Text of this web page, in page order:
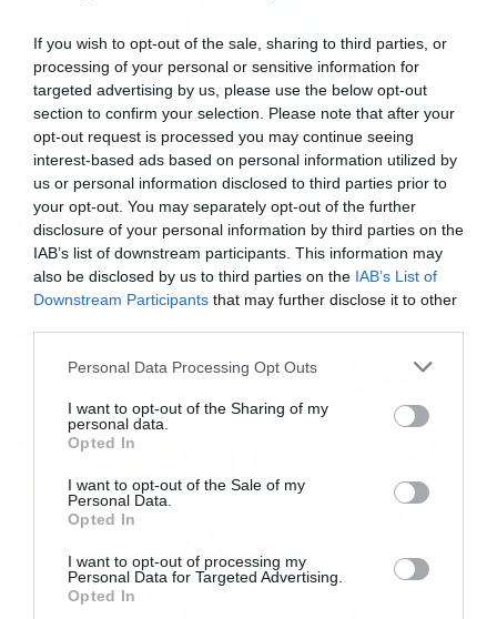
If you wish to opt-out of the sale, sharing to third parties, or
processing of your personal or sensitive information for
targeted advertising by us, please use the below opt-out
section to confirm your selection. Please note that after your
opt-out request is processed you may continue seeing
interest-based ads based on personal information utilized by
us or personal information disclosed to third parties prior to
your opt-out. You may separately opt-out of the further
disclosure of your personal information by third parties on the
IAB’s list of downstream participants. This information may
also be disclosed by us to third parties on the IAB’s List of
Downstream Participants that may further disclose it to other
Please note that this website/app uses one or more Google
not limited to your visit or usage behaviour. You may click to
grant or deny consent to Google and its third-party tags to
use your data for below specified purposes in below Google
consent section.
Personal Data Processing Opt Outs
I want to opt-out of the Sharing of my
personal data.
Opted In
I want to opt-out of the Sale of my
Personal Data.
Opted In
I want to opt-out of processing my
Personal Data for Targeted Advertising.
Opted In
σύμπαντος της Marvel.
Το τονίζουμε και είμαστε διατεθειμένοι να
παλέψουμε με όποιον διαφωνεί. Αυτή είναι η
καλύτερη ταινία στο κινηματογραφικό σύμπαν
της Marvel και αν δεν υπήρχε το Dark Knight
τότε ίσως να λέγαμε ότι χτυπάει την κορυφή
και στο είδος γενικότερα.
είναι το πώς καταφέρνουν να συνδυάσουν
επιτυχημένα τα τόσα πολλά διαφορετικά στυλ
ηρώων που έχουν στα χέρια τους.
Εκμεταλλεύονται στο έπακρο όλα τα
χαρακτηριστικά και τις μικρές στιγμές που
φτιάχνουν ένα αποτέλεσμα απόλυτα
Movies
The X-Files: I Want to Believe –
Επιστρέφει με director’s cut που
υπόσχεται περισσότερο τρόμο